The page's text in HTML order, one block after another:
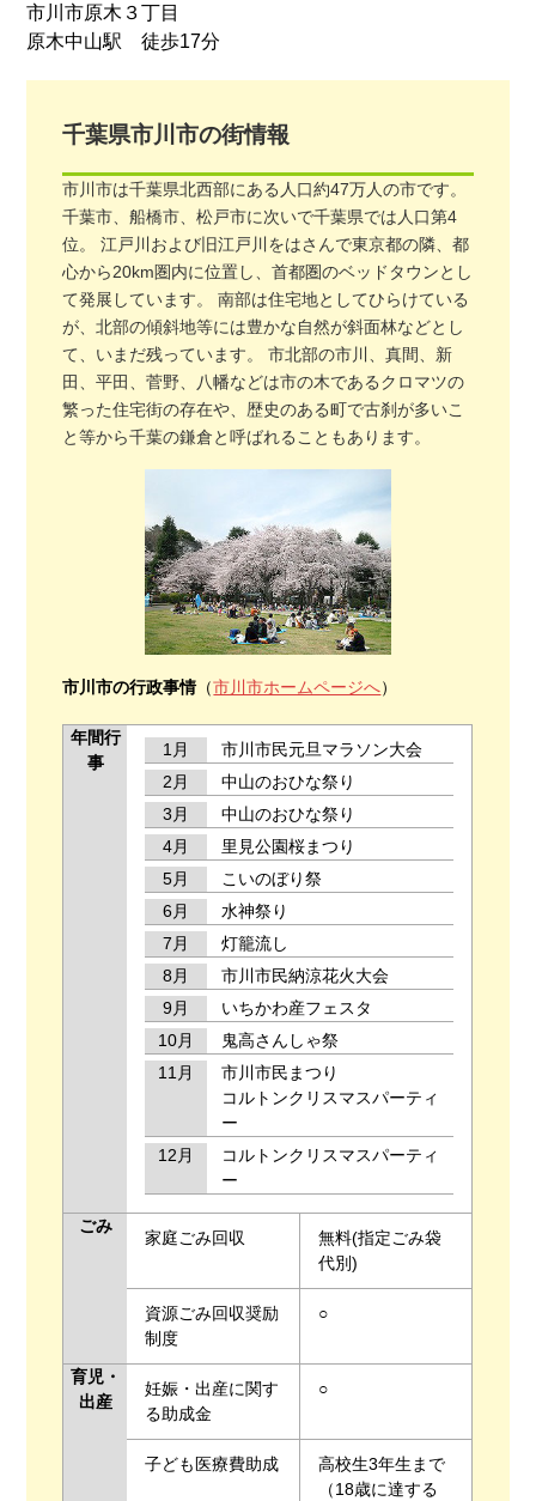
市川市原木３丁目
原木中山駅 徒歩17分
千葉県市川市の街情報
市川市は千葉県北西部にある人口約47万人の市です。
千葉市、船橋市、松戸市に次いで千葉県では人口第4
位。 江戸川および旧江戸川をはさんで東京都の隣、都
心から20km圏内に位置し、首都圏のベッドタウンとし
て発展しています。 南部は住宅地としてひらけている
が、北部の傾斜地等には豊かな自然が斜面林などとし
て、いまだ残っています。 市北部の市川、真間、新
田、平田、菅野、八幡などは市の木であるクロマツの
繁った住宅街の存在や、歴史のある町で古刹が多いこ
と等から千葉の鎌倉と呼ばれることもあります。
市川市の行政事情（市川市ホームページへ）
年間行
事
1月
市川市民元旦マラソン大会
2月
中山のおひな祭り
3月
中山のおひな祭り
4月
里見公園桜まつり
5月
こいのぼり祭
6月
水神祭り
7月
灯籠流し
8月
市川市民納涼花火大会
9月
いちかわ産フェスタ
10月
鬼高さんしゃ祭
11月
市川市民まつり
コルトンクリスマスパーティ
ー
12月
コルトンクリスマスパーティ
ー
ごみ
家庭ごみ回収
無料(指定ごみ袋
代別)
資源ごみ回収奨励
制度
○
育児・
出産
妊娠・出産に関す
る助成金
○
子ども医療費助成
高校生3年生まで
（18歳に達する